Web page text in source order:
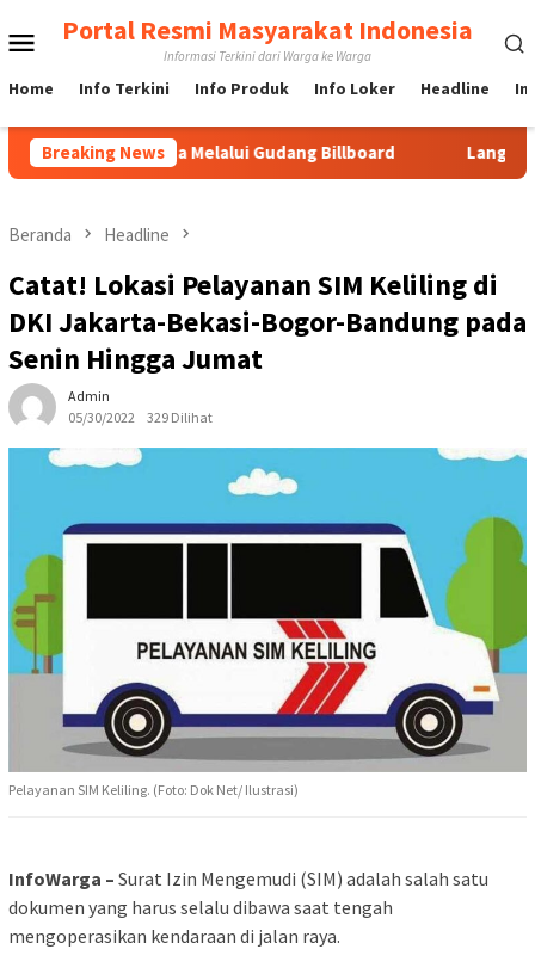
ke
Menu
Mobile
Portal Resmi Masyarakat Indonesia
Informasi Terkini dari Warga ke Warga
Home Info Terkini Info Produk Info Loker Headline
Breaking News
di Jakarta Melalui Gudang Billboard Langkah Cepat
Beranda Headline
Catat! Lokasi Pelayanan SIM Keliling di
DKI Jakarta-Bekasi-Bogor-Bandung pada
Senin Hingga Jumat
Admin
05/30/2022
329 Dilihat
Pelayanan SIM Keliling. (Foto: Dok Net/ Ilustrasi)
InfoWarga – Surat Izin Mengemudi (SIM) adalah salah satu
dokumen yang harus selalu dibawa saat tengah
mengoperasikan kendaraan di jalan raya.